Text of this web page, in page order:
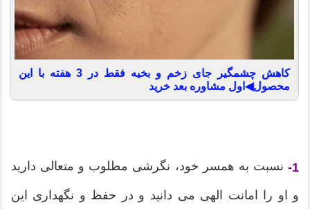
کاهش چشمگیر جای زخم و بخیه فقط در 3 هفته با این
محصول◀اول مشاوره بعد خرید
1- نسبت به همسر خود، نگرشی مطلوب و متعالی دارید
و او را امانت الهی می دانید و در حفظ و نگهداری این